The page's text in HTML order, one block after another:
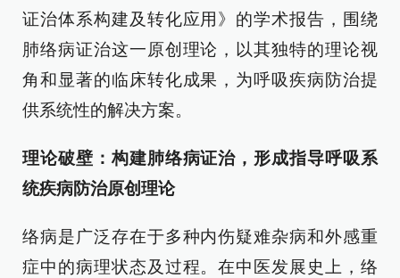
证治体系构建及转化应用》的学术报告，围绕
肺络病证治这一原创理论，以其独特的理论视
角和显著的临床转化成果，为呼吸疾病防治提
供系统性的解决方案。
理论破壁：构建肺络病证治，形成指导呼吸系
统疾病防治原创理论
络病是广泛存在于多种内伤疑难杂病和外感重
症中的病理状态及过程。在中医发展史上，络